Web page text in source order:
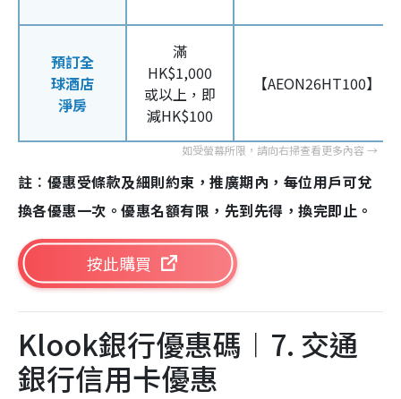
預訂全
球酒店
淨房
滿
HK$1,000
或以上，即
減HK$100
【AEON26HT100】
註︰優惠受條款及細則約束，推廣期內，每位用戶可兌
換各優惠一次。優惠名額有限，先到先得，換完即止。
按此購買
Klook銀行優惠碼︱7. 交通
銀行信用卡優惠